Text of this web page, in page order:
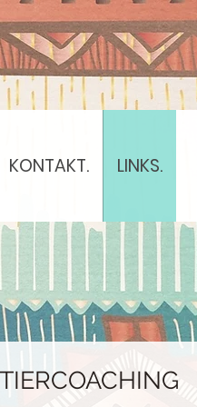
KONTAKT. LINKS.
TIERCOACHING